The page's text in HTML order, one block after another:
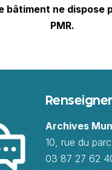
bâtiment ne dispose
PMR.
Archives
10, rue du parc
03 87 27 62